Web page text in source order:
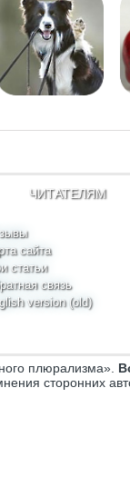
ЧИТАТЕЛЯМ
сайта
статьи
связь
version (old)
плюрализма».
сторонних